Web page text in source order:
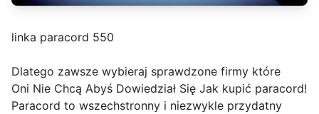
linka paracord 550
Dlatego zawsze wybieraj sprawdzone firmy które
Oni Nie Chcą Abyś Dowiedział Się Jak kupić paracord!
Paracord to wszechstronny i niezwykle przydatny